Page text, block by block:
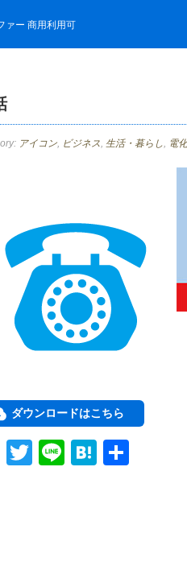
ァー 商用利用可
アイコン, ビジネス, 生活・暮らし, 電
ダウンロードはこちら
F
T
Li
H